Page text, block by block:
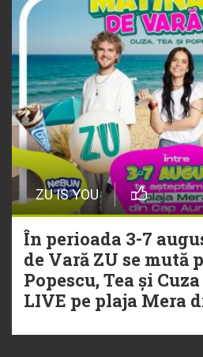
ZU IS YOU
În perioada 3-7
de Vară ZU se mută
Popescu, Tea și
LIVE pe plaja Mera